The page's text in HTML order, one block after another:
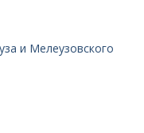
и Мелеузовского